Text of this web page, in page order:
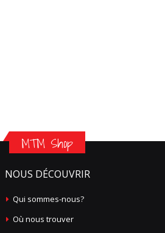
MTM Shop
NOUS DÉCOUVRIR
Qui sommes-nous?
Où nous trouver